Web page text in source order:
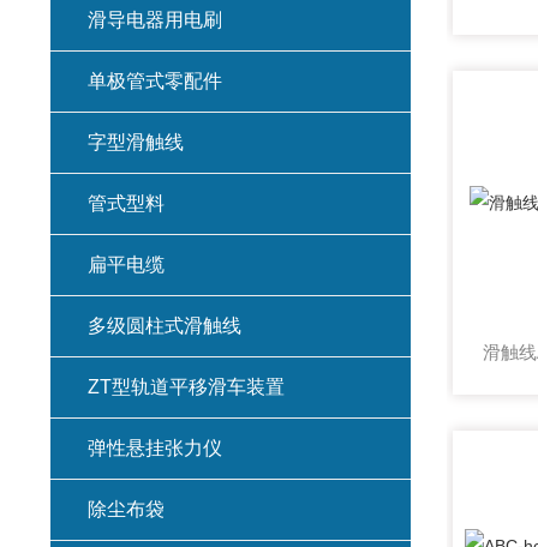
滑导电器用电刷
单极管式零配件
字型滑触线
管式型料
扁平电缆
多级圆柱式滑触线
ZT型轨道平移滑车装置
弹性悬挂张力仪
除尘布袋